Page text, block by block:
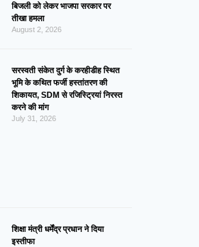
बिजली को लेकर भाजपा सरकार पर
तीखा हमला
August 2, 2026
सरस्वती संकेत दुर्ग के करहीडीह स्थित
भूमि के कथित फर्जी हस्तांतरण की
शिकायत, SDM से रजिस्ट्रियां निरस्त
करने की मांग
July 31, 2026
शिक्षा मंत्री धर्मेंद्र प्रधान ने दिया
इस्तीफा